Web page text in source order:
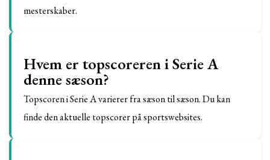
mesterskaber.
Hvem er topscoreren i Serie A
denne sæson?
Topscoren i Serie A varierer fra sæson til sæson. Du kan
finde den aktuelle topscorer på sportswebsites.